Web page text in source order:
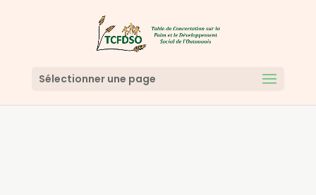
Sélectionner une page